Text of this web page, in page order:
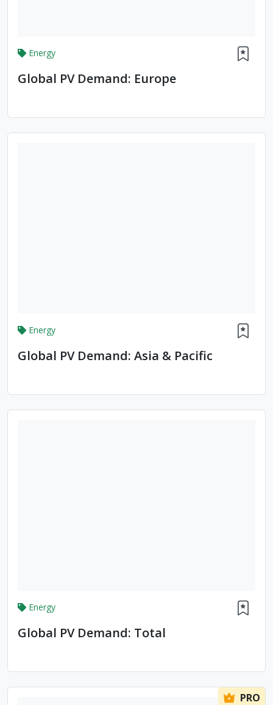
Energy
Global PV Demand: Europe
Energy
Global PV Demand: Asia & Pacific
Energy
Global PV Demand: Total
PRO